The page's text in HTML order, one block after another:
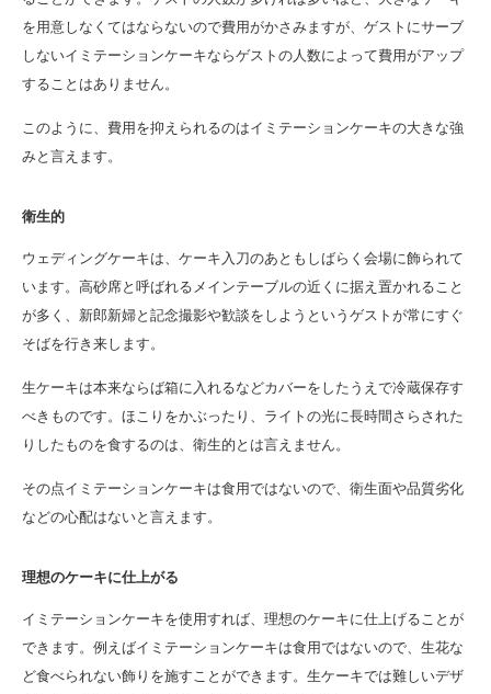
を用意しなくてはならないので費用がかさみますが、ゲストにサーブ
しないイミテーションケーキならゲストの人数によって費用がアップ
することはありません。
このように、費用を抑えられるのはイミテーションケーキの大きな強
みと言えます。
衛生的
ウェディングケーキは、ケーキ入刀のあともしばらく会場に飾られて
います。高砂席と呼ばれるメインテーブルの近くに据え置かれること
が多く、新郎新婦と記念撮影や歓談をしようというゲストが常にすぐ
そばを行き来します。
生ケーキは本来ならば箱に入れるなどカバーをしたうえで冷蔵保存す
べきものです。ほこりをかぶったり、ライトの光に長時間さらされた
りしたものを食するのは、衛生的とは言えません。
その点イミテーションケーキは食用ではないので、衛生面や品質劣化
などの心配はないと言えます。
理想のケーキに仕上がる
イミテーションケーキを使用すれば、理想のケーキに仕上げることが
できます。例えばイミテーションケーキは食用ではないので、生花な
ど食べられない飾りを施すことができます。生ケーキでは難しいデザ